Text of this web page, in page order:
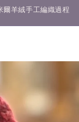
爾羊絨手工編織過程